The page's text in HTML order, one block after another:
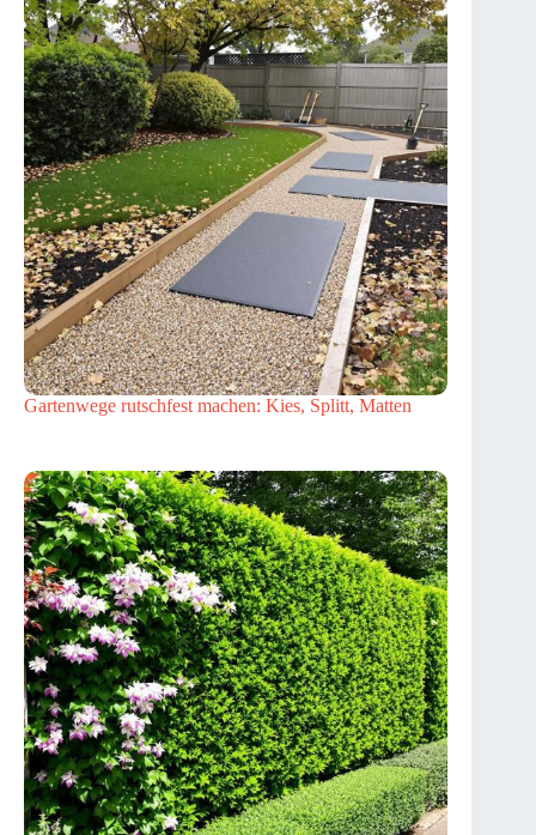
Gartenwege rutschfest machen: Kies, Splitt, Matten